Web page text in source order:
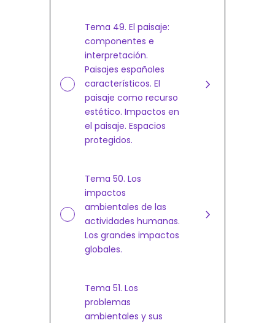
Tema 49. El paisaje:
componentes e
interpretación.
Paisajes españoles
característicos. El
paisaje como recurso
estético. Impactos en
el paisaje. Espacios
protegidos.
Tema 50. Los
impactos
ambientales de las
actividades humanas.
Los grandes impactos
globales.
Tema 51. Los
problemas
ambientales y sus